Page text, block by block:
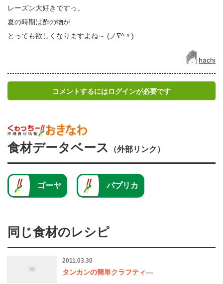
レーズン大好きですっ。
夏の時期は酢の物が
とっても欲しくなりますよね～ (ノ∇^〃)
hachi
コメントするにはログインが必要です
食材データベース （外部リンク）
ゴーヤ パプリカ
同じ食材のレシピ
2011.03.30
タンカンの簡単クラフティ―